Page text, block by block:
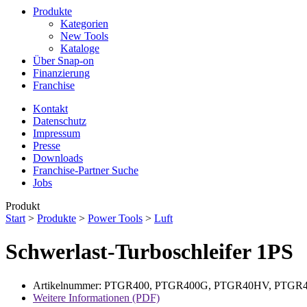
Produkte
Kategorien
New Tools
Kataloge
Über Snap-on
Finanzierung
Franchise
Kontakt
Datenschutz
Impressum
Presse
Downloads
Franchise-Partner Suche
Jobs
Produkt
Start > Produkte > Power Tools > Luft
Schwerlast-Turboschleifer 1PS
Artikelnummer: PTGR400, PTGR400G, PTGR40HV,
Weitere Informationen (PDF)